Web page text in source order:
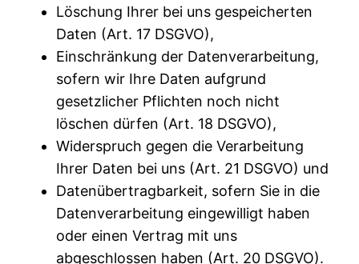
Löschung Ihrer bei uns gespeicherten
Daten (Art. 17 DSGVO),
Einschränkung der Datenverarbeitung,
sofern wir Ihre Daten aufgrund
gesetzlicher Pflichten noch nicht
löschen dürfen (Art. 18 DSGVO),
Widerspruch gegen die Verarbeitung
Ihrer Daten bei uns (Art. 21 DSGVO) und
Datenübertragbarkeit, sofern Sie in die
Datenverarbeitung eingewilligt haben
oder einen Vertrag mit uns
abgeschlossen haben (Art. 20 DSGVO).